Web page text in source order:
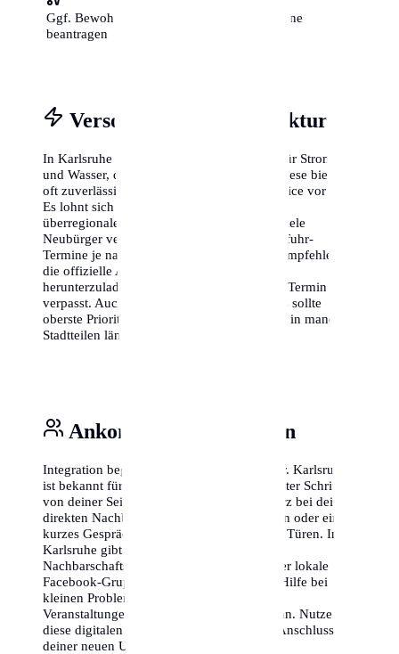
Ggf. Bewohnerparkausweis für die neue Zone
beantragen
Versorgung & Infrastruktur
In Karlsruhe gibt es oft regionale Anbieter für Strom
und Wasser, die sogenannten Stadtwerke. Diese bieten
oft zuverlässige Tarife und einen guten Service vor Ort.
Es lohnt sich jedoch immer, die Preise mit
überregionalen Anbietern zu vergleichen. Viele
Neubürger vergessen, dass auch die Müllabfuhr-
Termine je nach Stadtbezirk variieren. Wir empfehlen,
die offizielle Abfall-App von Karlsruhe
herunterzuladen, damit du nie wieder einen Termin
verpasst. Auch das Thema Internetanschluss sollte
oberste Priorität haben, da die Freischaltung in manchen
Stadtteilen länger dauern kann als erwartet.
Ankommen & Vernetzen
Integration beginnt vor der eigenen Haustür. Karlsruhe
ist bekannt für seine offene Art, aber ein erster Schritt
von deiner Seite schadet nie. Stelle dich kurz bei deinen
direkten Nachbarn vor – ein kleines Lächeln oder ein
kurzes Gespräch im Treppenhaus öffnet oft Türen. In
Karlsruhe gibt es zudem zahlreiche
Nachbarschaftsportale wie 'nebenan.de' oder lokale
Facebook-Gruppen, in denen man schnell Hilfe bei
kleinen Problemen findet oder sich über
Veranstaltungen im Viertel austauschen kann. Nutze
diese digitalen Möglichkeiten, um schnell Anschluss in
deiner neuen Umgebung zu finden.